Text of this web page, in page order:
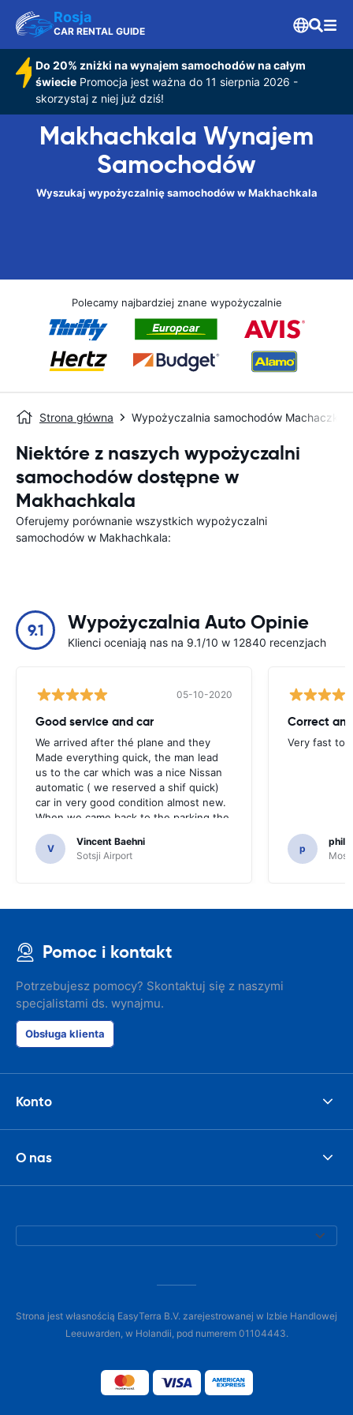
Rosja
CAR RENTAL GUIDE
Do 20% zniżki na wynajem samochodów na całym
świeciePromocja jest ważna do 11 sierpnia 2026 -
skorzystaj z niej już dziś!
Makhachkala Wynajem
Samochodów
Wyszukaj wypożyczalnię samochodów w Makhachkala
Polecamy najbardziej znane wypożyczalnie
Strona główna Wypożyczalnia samochodów Machaczkała
Niektóre z naszych wypożyczalni
samochodów dostępne w
Makhachkala
Oferujemy porównanie wszystkich wypożyczalni
samochodów w Makhachkala:
9.1 Wypożyczalnia Auto Opinie
Klienci oceniają nas na 9.1/10 w 12840 recenzjach
05-10-2020
Good service and car
We arrived after thé plane and they
Made everything quick, the man lead
us to the car which was a nice Nissan
automatic ( we reserved a shif quick)
car in very good condition almost new.
When we came back to the parking the
same man came in 5 minutes and after
a quick check we left. Very friendly and
nice. We can only recommand this
V
Vincent Baehni
Sotsji Airport
Correct
Very fast to
p
Pomoc i kontakt
Potrzebujesz pomocy? Skontaktuj się z naszymi
specjalistami ds. wynajmu.
Obsługa klienta
Konto
O nas
Strona jest własnością EasyTerra B.V. zarejestrowanej w Izbie Handlowej
Leeuwarden, w Holandii, pod numerem 01104443.